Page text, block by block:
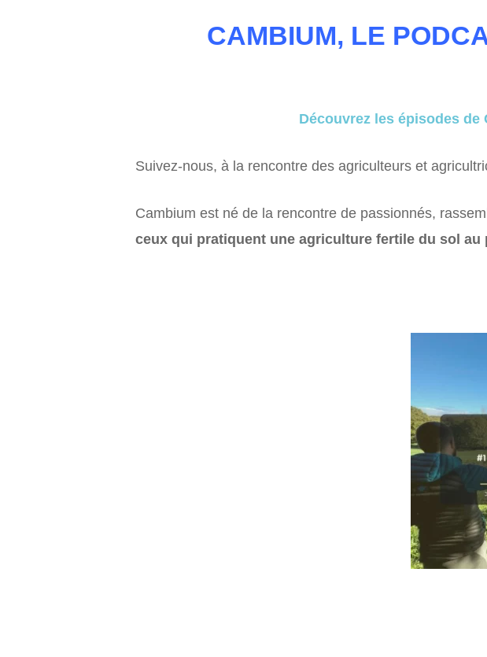
CAMBIUM, LE
Découvrez les épisodes de
Suivez-nous, à la rencontre des agriculteurs et
Cambium est né de la rencontre de passionnés,
ceux qui pratiquent une agriculture fertiledu sol au